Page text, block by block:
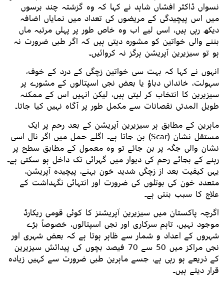
نسواں ڈاکٹر افشاں شاہد نے کہا کہ وہ گزشتہ چند برسوں
میں اس پیچیدگی کے مریضوں کی تعداد میں نمایاں اضافہ
دیکھ رہی ہیں، اسی لیے اب وہ خاص طور پر پہلی مرتبہ ماں
بننے والی خواتین کو مشورہ دیتی ہیں کہ اگر طبی ضرورت نہ
ہو تو سیزیرین آپریشن ہرگز نہ کروائیں۔
انہوں نے کہا کہ بہت سی خواتین زچگی کے درد کے خوف،
سہولت، خاندانی دباؤ یا بعض نجی اسپتالوں کے مشورے پر
سیزیرین کا انتخاب کر لیتی ہیں، لیکن انہیں اس کے ممکنہ
طویل المدتی نقصانات سے مکمل طور پر آگاہ نہیں کیا جاتا۔
ماہرین کے مطابق ہر سیزیرین آپریشن کے بعد رحم پر ایک
مستقل نشان (Scar) بن جاتا ہے۔ اگلے حمل میں اگر نال اسی
نشان والی جگہ پر بن جائے تو وہ معمول کے مطابق سطح پر
رہنے کے بجائے رحم کی دیوار میں گہرائی تک داخل ہو سکتی ہے۔
یہی کیفیت بعد از زچگی شدید خون بہنے، پیچیدہ آپریشن،
متعدد خون کی بوتلوں کی ضرورت اور انتہائی نگہداشت کے
علاج کا سبب بنتی ہے۔
اگرچہ پاکستان میں سیزیرین آپریشنز کا کوئی قومی ریکارڈ
موجود نہیں، تاہم سرکاری اور نجی اسپتالوں، خصوصاً بڑے
شہروں کے اعداد و شمار سے ظاہر ہوتا ہے کہ بعض شہری اور
نجی مراکز میں 50 سے 70 فیصد بچوں کی پیدائش سیزیرین
کے ذریعے ہو رہی ہے، جسے ماہرین طبی ضرورت سے کہیں زیادہ
قرار دیتے ہیں۔